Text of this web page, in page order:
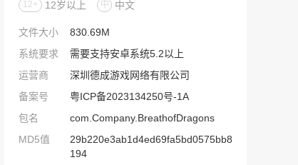
12+ 12岁以上 中 中文
文件大小
830.69M
系统要求
需要支持安卓系统5.2以上
运营商
深圳德成游戏网络有限公司
备案号
粤ICP备2023134250号-1A
包名
com.Company.BreathofDragons
MD5值
29b220e3ab1d4ed69fa5bd0575bb8
194